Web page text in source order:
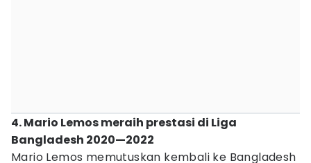
4. Mario Lemos meraih prestasi di Liga
Bangladesh 2020—2022
Mario Lemos memutuskan kembali ke Bangladesh